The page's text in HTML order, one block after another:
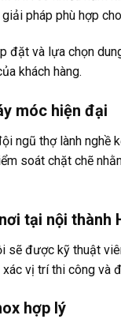
pháp phù hợp
đặt và lựa chọn
khách hàng.
móc hiện đại
ngũ thợ lành nghề
soát chặt chẽ
tại nội thành
sẽ được kỹ thuật
vị trí thi công và
hợp lý